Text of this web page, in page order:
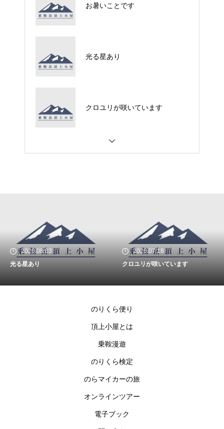
お暑いことです
光る星あり
クロユリが咲いています
2026.08.03
光る星あり
2026.07.18
クロユリが咲いています
のりくら便り
頂上小屋とは
乗鞍漫遊
のりくら検定
のらマイカーの旅
オンラインツアー
電子ブック